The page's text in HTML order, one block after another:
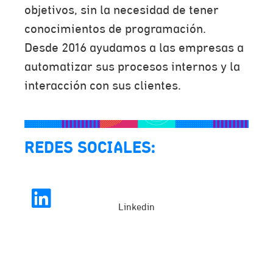
objetivos, sin la necesidad de tener
conocimientos de programación.
Desde 2016 ayudamos a las empresas a
automatizar sus procesos internos y la
interacción con sus clientes.
REDES SOCIALES:
Linkedin